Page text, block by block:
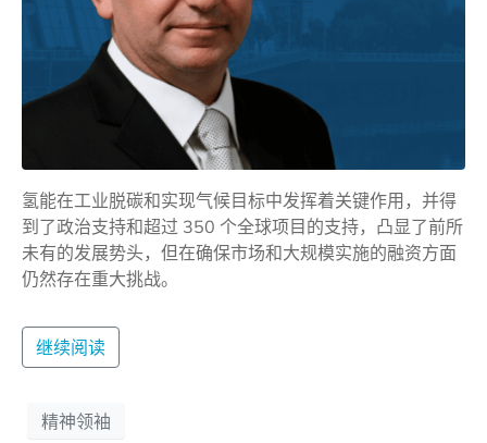
氢能在工业脱碳和实现气候目标中发挥着关键作用，并得
到了政治支持和超过 350 个全球项目的支持，凸显了前所
未有的发展势头，但在确保市场和大规模实施的融资方面
仍然存在重大挑战。
继续阅读
精神领袖